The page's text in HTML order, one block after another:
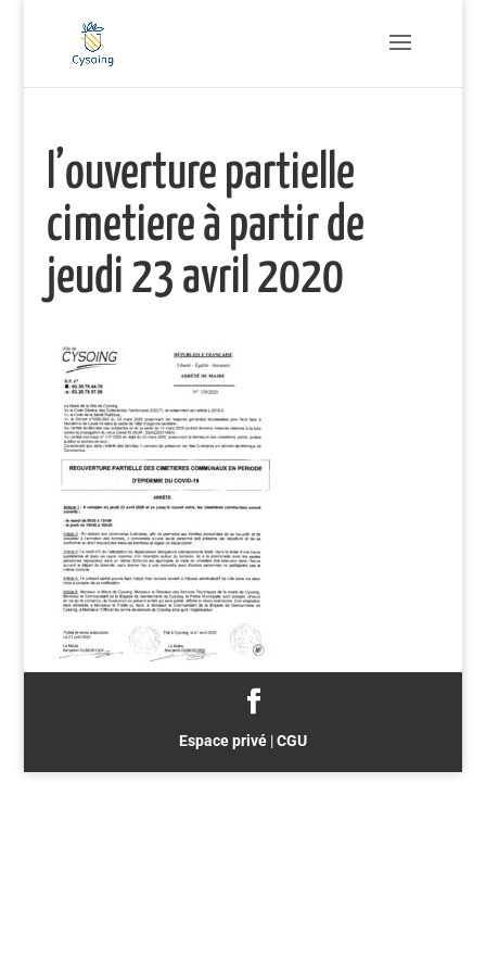
l’ouverture partielle
cimetiere à partir de
jeudi 23 avril 2020
Espace privé|CGU